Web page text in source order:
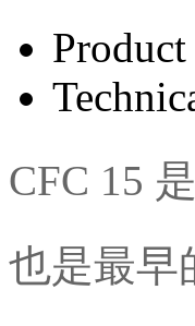
CFC 15
也是最早